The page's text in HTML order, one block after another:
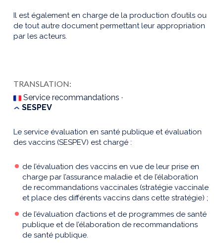
Il est également en charge de la production d’outils ou
de tout autre document permettant leur appropriation
par les acteurs.
TRANSLATION:
Service recommandations ·
SESPEV
Le service évaluation en santé publique et évaluation
des vaccins (SESPEV) est chargé :
de l’évaluation des vaccins en vue de leur prise en
charge par l’assurance maladie et de l’élaboration
de recommandations vaccinales (stratégie vaccinale
et place des différents vaccins dans cette stratégie) ;
de l’évaluation d’actions et de programmes de santé
publique et de l’élaboration de recommandations
de santé publique.